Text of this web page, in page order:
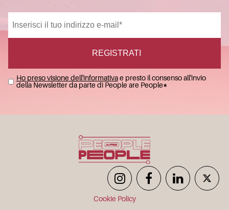
Ho preso visione dell'informativae presto il consenso all'invio
della Newsletter da parte di People are People*
Cookie Policy